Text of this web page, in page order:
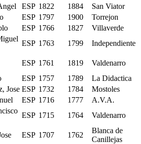
ESP 1822 1884
San Viator
ESP 1797 1900
Torrejon
ESP 1766 1827
Villaverde
ESP 1763 1799 Independiente
ESP 1761 1819
Valdenarro
ESP 1757 1789
La Didactica
Jose ESP 1732 1784
Mostoles
ESP 1716 1777
A.V.A.
ESP 1715 1764 Valdenarro
ESP 1707 1762
Blanca de
Canillejas